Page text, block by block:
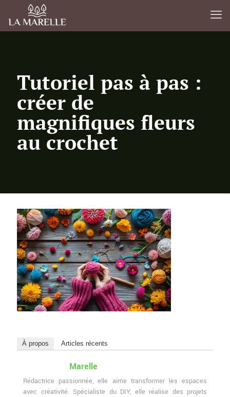
Tutoriel pas à pas :
créer de
magnifiques fleurs
au crochet
À propos Articles récents
Marelle
Rédactrice passionnée, elle aime transformer les espaces
avec créativité. Spécialiste du DIY, elle réalise des projets